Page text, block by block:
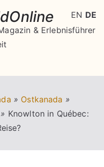
& Erlebnisführer
» Ostkanada »
» Knowlton in Québec:
EN DE